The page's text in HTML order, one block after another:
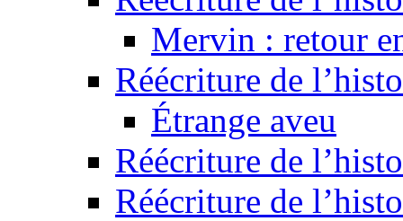
Mervin : retour
Réécriture de
Étrange aveu
Réécriture de
Réécriture de